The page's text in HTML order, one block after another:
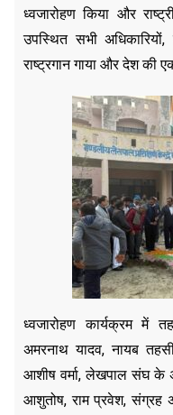
ध्वजारोहण किया और
उपस्थित सभी
राष्ट्रगान गाया और देश की
ध्वजारोहण कार्यक्रम में
अमरनाथ यादव, नायब
आशीष वर्मा, लेखपाल संघ के
आशुतोष, राम प्रवेश, संग्रह